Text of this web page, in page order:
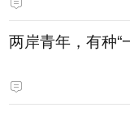
两岸青年，有种“